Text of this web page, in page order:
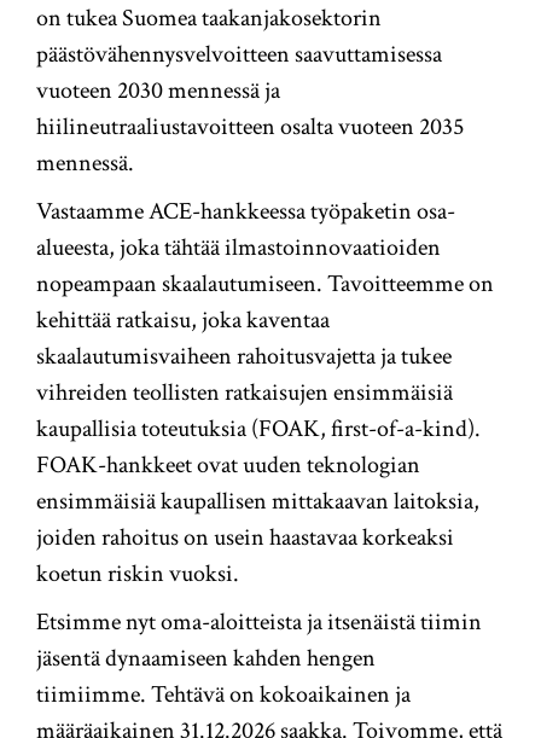
on tukea Suomea taakanjakosektorin
päästövähennysvelvoitteen saavuttamisessa
vuoteen 2030 mennessä ja
hiilineutraaliustavoitteen osalta vuoteen 2035
mennessä.
Vastaamme ACE-hankkeessa työpaketin osa-
alueesta, joka tähtää ilmastoinnovaatioiden
nopeampaan skaalautumiseen. Tavoitteemme on
kehittää ratkaisu, joka kaventaa
skaalautumisvaiheen rahoitusvajetta ja tukee
vihreiden teollisten ratkaisujen ensimmäisiä
kaupallisia toteutuksia (FOAK, first-of-a-kind).
FOAK-hankkeet ovat uuden teknologian
ensimmäisiä kaupallisen mittakaavan laitoksia,
joiden rahoitus on usein haastavaa korkeaksi
koetun riskin vuoksi.
Etsimme nyt oma-aloitteista ja itsenäistä tiimin
jäsentä dynaamiseen kahden hengen
tiimiimme. Tehtävä on kokoaikainen ja
määräaikainen 31.12.2026 saakka. Toivomme, että